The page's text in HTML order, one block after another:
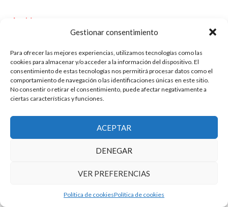
Gestionar consentimiento
Para ofrecer las mejores experiencias, utilizamos tecnologías como las
cookies para almacenar y/o acceder a la información del dispositivo. El
consentimiento de estas tecnologías nos permitirá procesar datos como el
comportamiento de navegación o las identificaciones únicas en este sitio.
No consentir o retirar el consentimiento, puede afectar negativamente a
ciertas características y funciones.
ACEPTAR
DENEGAR
VER PREFERENCIAS
Política de cookiesPolítica de cookies
Archive
El grupo de investigación en Economía Pública cuenta con financiación
del Gobierno de Aragón
Copyright © 2025 ·Monta tu Blog· construido con el framework
Genesis|Login
Cookies|Política de privacidad de datos
Copyright © 2025 ·Tema para economía públicaenGenesis Framework
WordPress·Acceder